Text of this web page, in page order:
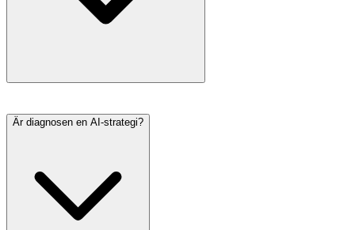
Är diagnosen en AI-strategi?